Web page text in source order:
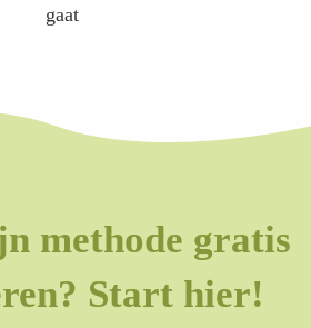
gaat
methode gratis
Start hier!